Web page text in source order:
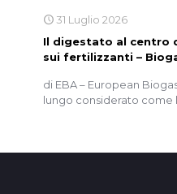
31 Luglio 2026
Il digestato al centro
sui fertilizzanti –
di EBA – European
lungo considerato come